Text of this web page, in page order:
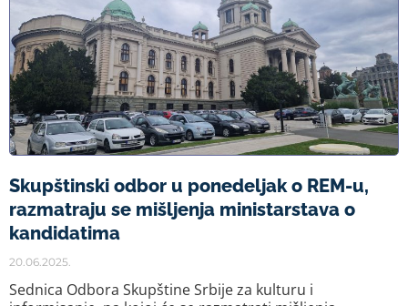
Skupštinski odbor u ponedeljak o REM-u,
razmatraju se mišljenja ministarstava o
kandidatima
20.06.2025.
Sednica Odbora Skupštine Srbije za kulturu i